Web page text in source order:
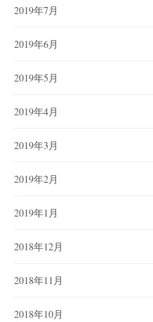
2019年7月
2019年6月
2019年5月
2019年4月
2019年3月
2019年2月
2019年1月
2018年12月
2018年11月
2018年10月